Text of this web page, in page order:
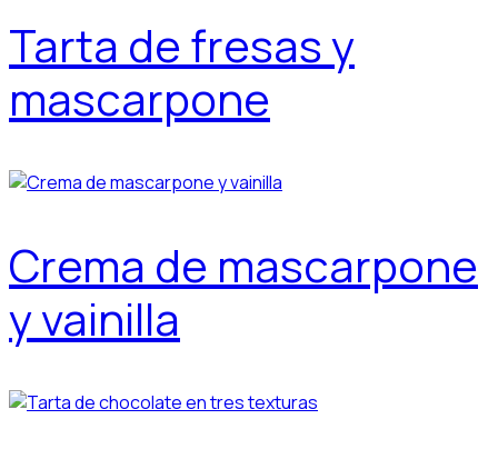
Tarta de fresas y
mascarpone
Crema de mascarpone
y vainilla